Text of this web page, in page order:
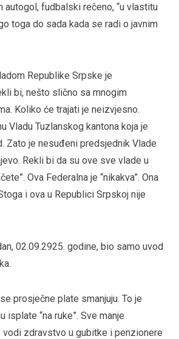
autogol, fudbalski rečeno, “u vlastitu
toga do sada kada se radi o javnim
Republike Srpske je
bi, nešto slično sa mnogim
Koliko će trajati je neizvjesno.
Vladu Tuzlanskog kantona koja je
Zato je nesuđeni predsjednik Vlade
Rekli bi da su ove sve vlade u
Ova Federalna je “nikakva”. Ona
i ova u Republici Srpskoj nije
02.09.2925. godine, bio samo uvod
prosječne plate smanjuju. To je
isplate “na ruke”. Sve manje
vodi zdravstvo u gubitke i penzionere